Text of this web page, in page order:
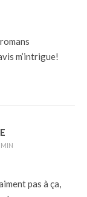
m’intrigue!
MIN
pas à ça,